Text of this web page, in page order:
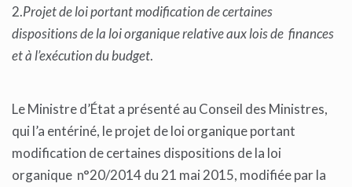
2.Projet de loi portant modification de certaines
dispositions de la loi organique relative aux lois de finances
et à l’exécution du budget.
Le Ministre d’État a présenté au Conseil des Ministres,
qui l’a entériné, le projet de loi organique portant
modification de certaines dispositions de la loi
organique n°20/2014 du 21 mai 2015, modifiée par la